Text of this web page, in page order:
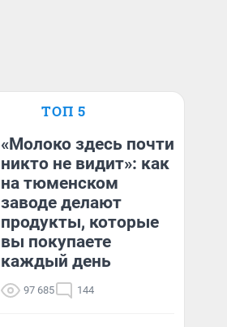
ТОП 5
«Молоко здесь почти
никто не видит»: как
на тюменском
заводе делают
продукты, которые
вы покупаете
каждый день
97 685 144